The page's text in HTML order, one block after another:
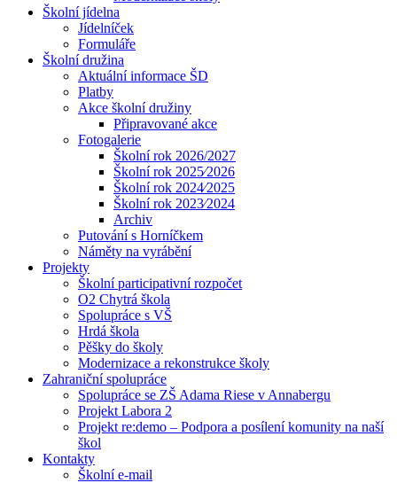
Školní jídelna
Jídelníček
Formuláře
Školní družina
Aktuální informace ŠD
Platby
Akce školní družiny
Připravované akce
Fotogalerie
Školní rok 2026/2027
Školní rok 2025⁄2026
Školní rok 2024⁄2025
Školní rok 2023⁄2024
Archiv
Putování s Horníčkem
Náměty na vyrábění
Projekty
Školní participativní rozpočet
O2 Chytrá škola
Spolupráce s VŠ
Hrdá škola
Pěšky do školy
Modernizace a rekonstrukce školy
Zahraniční spolupráce
Spolupráce se ZŠ Adama Riese v Annabergu
Projekt Labora 2
Projekt re:demo – Podpora a posílení komunity na naší
škol
Kontakty
Školní e-mail